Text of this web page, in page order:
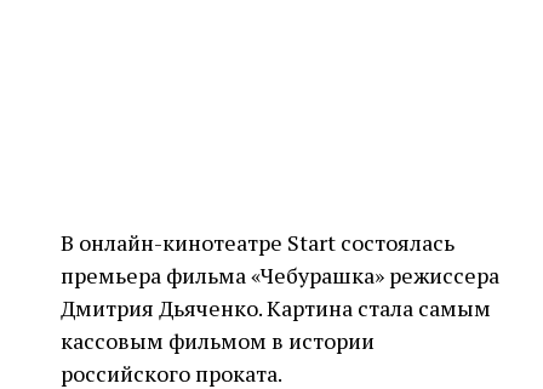
В онлайн-кинотеатре Start состоялась
премьера фильма «Чебурашка» режиссера
Дмитрия Дьяченко. Картина стала самым
кассовым фильмом в истории
российского проката.